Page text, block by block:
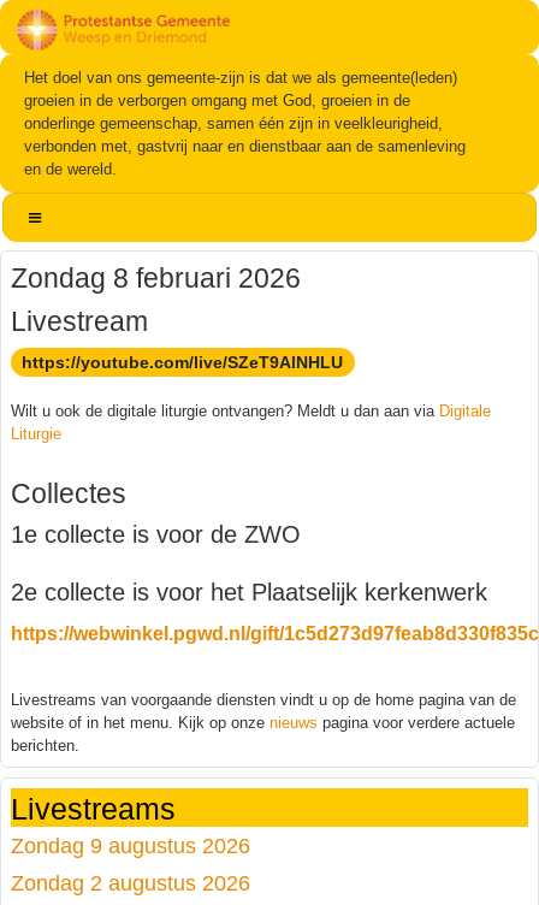
Het doel van ons gemeente-zijn is dat we als gemeente(leden)
groeien in de verborgen omgang met God, groeien in de
onderlinge gemeenschap, samen één zijn in veelkleurigheid,
verbonden met, gastvrij naar en dienstbaar aan de samenleving
en de wereld.
Zondag 8 februari 2026
Livestream
https://youtube.com/live/SZeT9AlNHLU
Wilt u ook de digitale liturgie ontvangen? Meldt u dan aan via Digitale
Liturgie
Collectes
1e collecte is voor de ZWO
2e collecte is voor het Plaatselijk kerkenwerk
https://webwinkel.pgwd.nl/gift/
Livestreams van voorgaande diensten vindt u op de home pagina van de
website of in het menu. Kijk op onze nieuws pagina voor verdere actuele
berichten.
Livestreams
Zondag 9 augustus 2026
Zondag 2 augustus 2026